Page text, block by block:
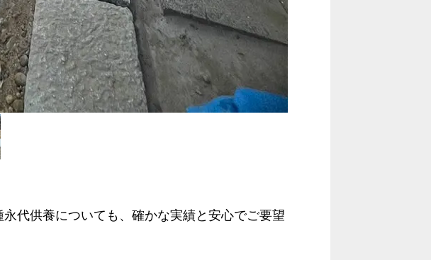
代供養についても、確かな実績と安心でご要望